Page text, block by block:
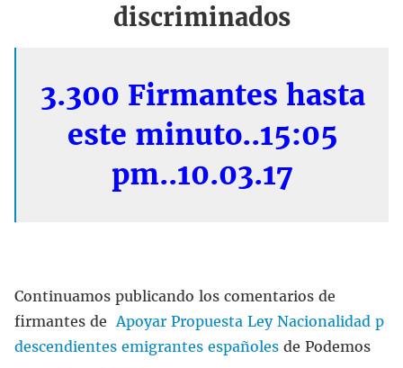
discriminados
3.300 Firmantes hasta
este minuto..15:05
pm..10.03.17
Continuamos publicando los comentarios de
firmantes deApoyar Propuesta Ley Nacionalidad p
descendientes emigrantes españoles de Podemos